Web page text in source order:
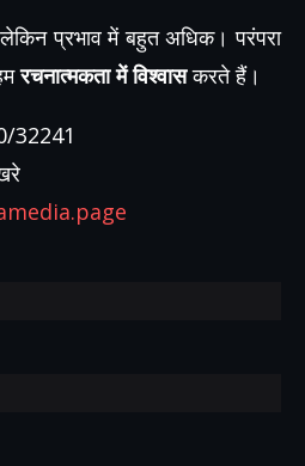
प्रभाव में बहुत अधिक। परंपरा
रचनात्मकता में विश्वासकरते हैं।
32241